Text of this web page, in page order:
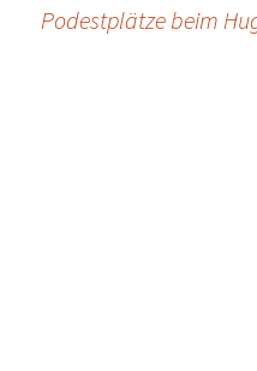
Podestplätze beim